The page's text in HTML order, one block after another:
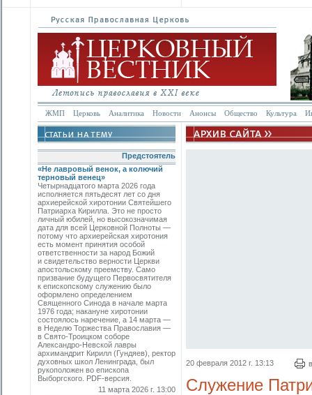
ЖМП Церковь Аналитика Новости Анонсы Общество Культура
Предстоятель
«Не лавровый венок, а колючий
терновый венец»
Четырнадцатого марта 2026 года
исполняется пятьдесят лет со дня
архиерейской хиротонии Святейшего
Патриарха Кирилла. Это не просто
личный юбилей, но высокозначимая
дата для всей Церковной Полноты —
потому что архиерейская хиротония
есть момент принятия особой
ответственности за народ Божий
и свидетельство верности Церкви
апостольскому преемству. Само
призвание будущего Первосвятителя
к епископскому служению было
оформлено определением
Священного Синода в начале марта
1976 года; накануне хиротонии
состоялось наречение, а 14 марта —
в Неделю Торжества Православия —
в Свято-Троицком соборе
Александро-Невской лавры
архимандрит Кирилл (Гундяев), ректор
духовных школ Ленинграда, был
рукоположен во епископа
Выборгского. PDF-версия.
11 марта 2026 г. 13:00
20 февраля 2012 г. 13:13
Служение